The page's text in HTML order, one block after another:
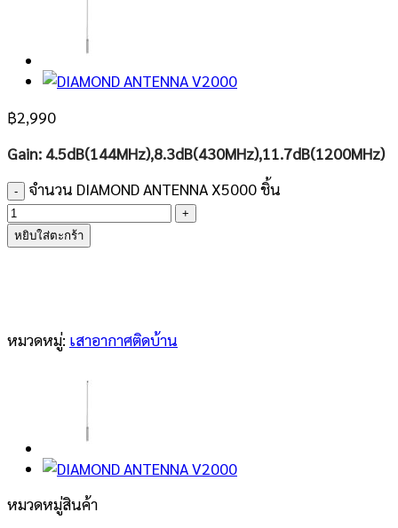
฿2,990
Gain: 4.5dB(144MHz),8.3dB(430MHz),11.7dB(1200MHz)
จำนวน DIAMOND ANTENNA X5000 ชิ้น
หยิบใส่ตะกร้า
หมวดหมู่: เสาอากาศติดบ้าน
หมวดหมู่สินค้า